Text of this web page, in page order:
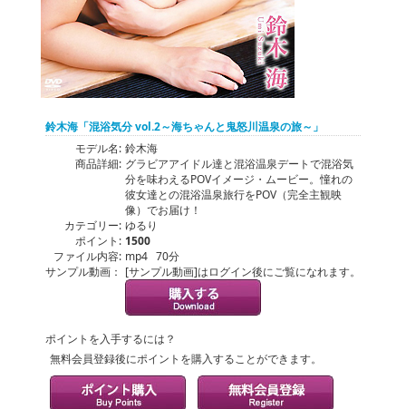
鈴木海「混浴気分 vol.2～海ちゃんと鬼怒川温泉の旅～」
モデル名: 鈴木海
商品詳細: グラビアアイドル達と混浴温泉デートで混浴気
分を味わえるPOVイメージ・ムービー。憧れの
彼女達との混浴温泉旅行をPOV（完全主観映
像）でお届け！
カテゴリー: ゆるり
ポイント: 1500
ファイル内容: mp4 70分
サンプル動画： [サンプル動画]はログイン後にご覧になれます。
ポイントを入手するには？
無料会員登録後にポイントを購入することができます。